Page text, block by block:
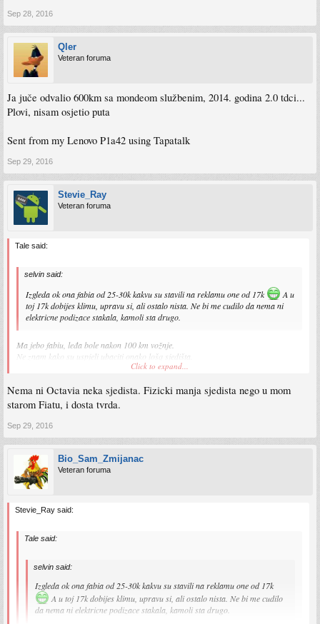
Sep 28, 2016
Qler
Veteran foruma
Ja juče odvalio 600km sa mondeom službenim, 2014. godina 2.0 tdci...
Plovi, nisam osjetio puta
Sent from my Lenovo P1a42 using Tapatalk
Sep 29, 2016
Stevie_Ray
Veteran foruma
Tale said:
selvin said:
Izgleda ok ona fabia od 25-30k kakvu su stavili na reklamu one od 17k
A u
toj 17k dobijes klimu, upravu si, ali ostalo nista. Ne bi me cudilo da nema ni
elektricne podizace stakala, kamoli sta drugo.
Ma jebo fabiu, leđa bole nakon 100 km vožnje.
Ne znam kako su uspjeli ubaciti onako lošq sjedišta.
Hvale im ovjes, međutim jako je loša u krivinama.
Octavia je druga prica, onaj 2009+ facelift je odličan. Stvarno prava limuzina.
Jako pouzdana i jeftina za održavati.
http://www.olx.ba/artikal/22916434/skod ... a-1-9-tdi/
Click to expand...
Nema ni Octavia neka sjedista. Fizicki manja sjedista nego u mom
starom Fiatu, i dosta tvrda.
Sep 29, 2016
Bio_Sam_Zmijanac
Veteran foruma
Stevie_Ray said:
Tale said:
selvin said:
Izgleda ok ona fabia od 25-30k kakvu su stavili na reklamu one od 17k
A u toj 17k dobijes klimu, upravu si, ali ostalo nista. Ne bi me cudilo
da nema ni elektricne podizace stakala, kamoli sta drugo.